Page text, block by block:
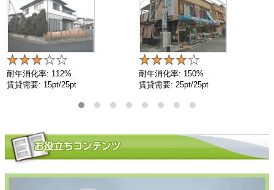
耐年消化率: 112%
賃貸需要: 15pt/25pt
耐年消化率: 150%
賃貸需要: 25pt/25pt